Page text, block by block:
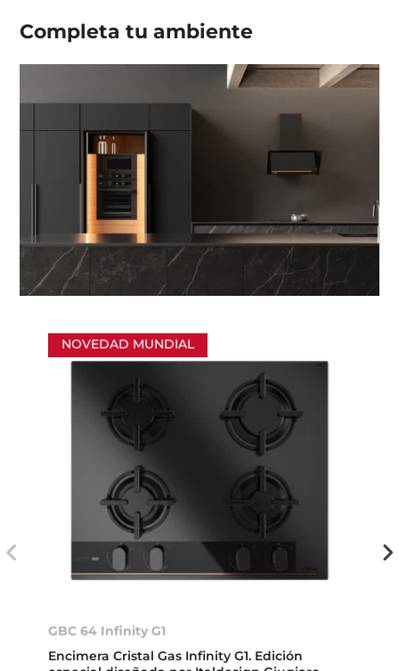
Completa tuambiente
NOVEDAD MUNDIAL
GBC 64 Infinity G1
Encimera Cristal Gas Infinity G1. Edición